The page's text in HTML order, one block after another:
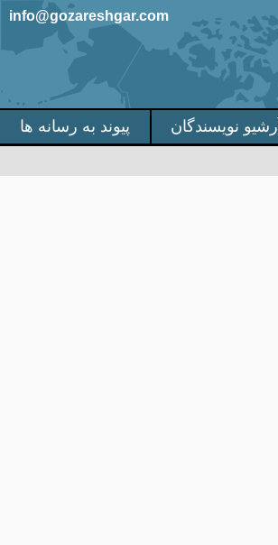
info@gozareshgar.com
آرشیو نویسندگان پیوند به رسانه ها